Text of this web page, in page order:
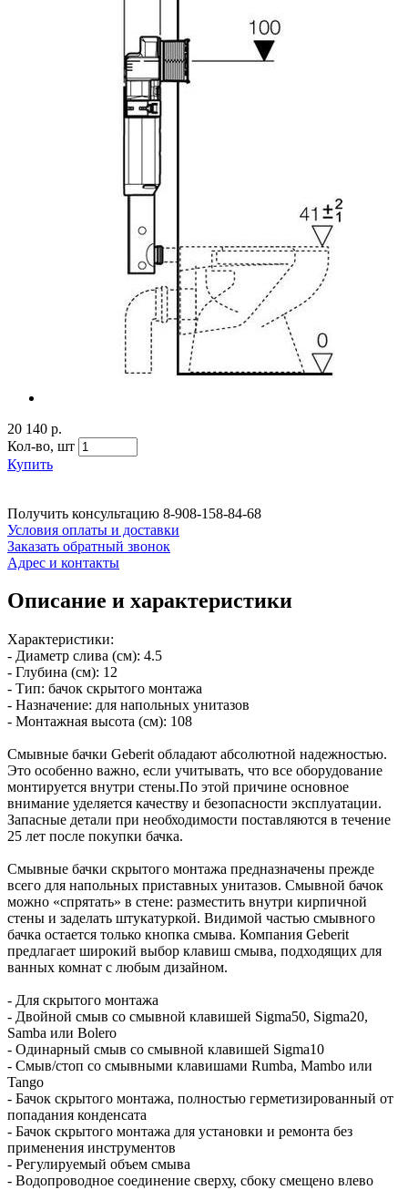
20 140 р.
Кол-во, шт
Купить
Получить консультацию 8-908-158-84-68
Условия оплаты и доставки
Заказать обратный звонок
Адрес и контакты
Описание и характеристики
Характеристики:
- Диаметр слива (см): 4.5
- Глубина (см): 12
- Тип: бачок скрытого монтажа
- Назначение: для напольных унитазов
- Монтажная высота (см): 108
Смывные бачки Geberit обладают абсолютной надежностью.
Это особенно важно, если учитывать, что все оборудование
монтируется внутри стены.По этой причине основное
внимание уделяется качеству и безопасности эксплуатации.
Запасные детали при необходимости поставляются в течение
25 лет после покупки бачка.
Смывные бачки скрытого монтажа предназначены прежде
всего для напольных приставных унитазов. Смывной бачок
можно «спрятать» в стене: разместить внутри кирпичной
стены и заделать штукатуркой. Видимой частью смывного
бачка остается только кнопка смыва. Компания Geberit
предлагает широкий выбор клавиш смыва, подходящих для
ванных комнат с любым дизайном.
- Для скрытого монтажа
- Двойной смыв со смывной клавишей Sigma50, Sigma20,
Samba или Bolero
- Одинарный смыв со смывной клавишей Sigma10
- Смыв/стоп со смывными клавишами Rumba, Mambo или
Tango
- Бачок скрытого монтажа, полностью герметизированный от
попадания конденсата
- Бачок скрытого монтажа для установки и ремонта без
применения инструментов
- Регулируемый объем смыва
- Водопроводное соединение сверху, сбоку смещено влево